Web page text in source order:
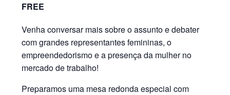
FREE
Venha conversar mais sobre o assunto e debater
com grandes representantes femininas, o
empreendedorismo e a presença da mulher no
mercado de trabalho!
Preparamos uma mesa redonda especial com